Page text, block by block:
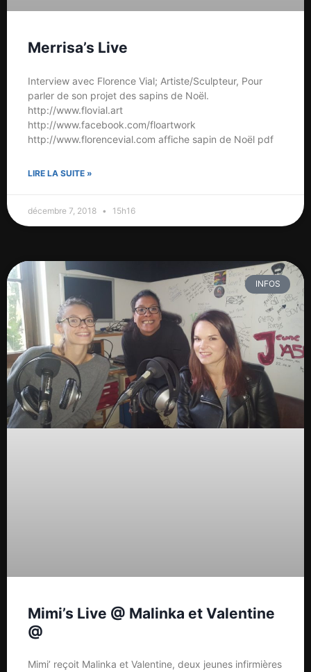
Merrisa’s Live
Interview avec Florence Vial; Artiste/Sculpteur, Pour
parler de son projet des sapins de Noël.
http://www.flovial.art
http://www.facebook.com/floartwork
http://www.florencevial.com affiche sapin de Noël pdf
LIRE LA SUITE »
décembre 7, 2018 15h16
INFOS
Mimi’s Live @ Malinka et Valentine
@
Mimi’ reçoit Malinka et Valentine, deux jeunes infirmières